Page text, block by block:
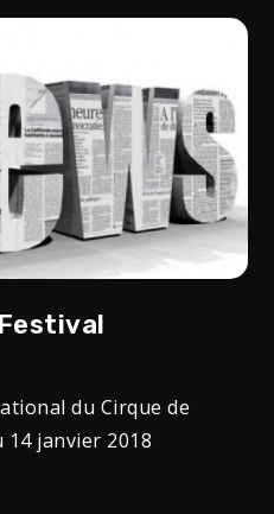
du Cirque de
14 janvier 2018